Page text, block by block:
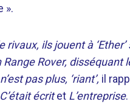
».
rivaux, ils jouent à
Rover, disséquant
pas plus, ‘riant’, il
C’était écritet L’entreprise.